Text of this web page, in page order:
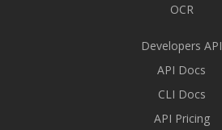
OCR
Developers API
API Docs
CLI Docs
API Pricing